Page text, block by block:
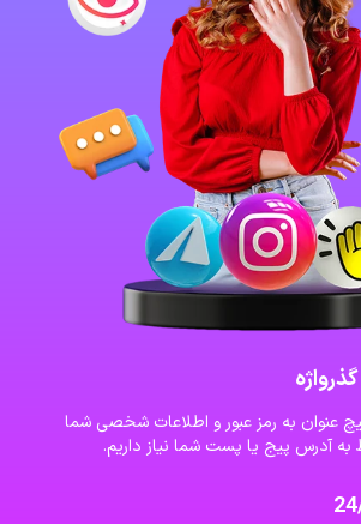
عنوان به رمز عبور و اطلاعات شخصی شما
به آدرس پیج یا پست شما نیاز داریم.